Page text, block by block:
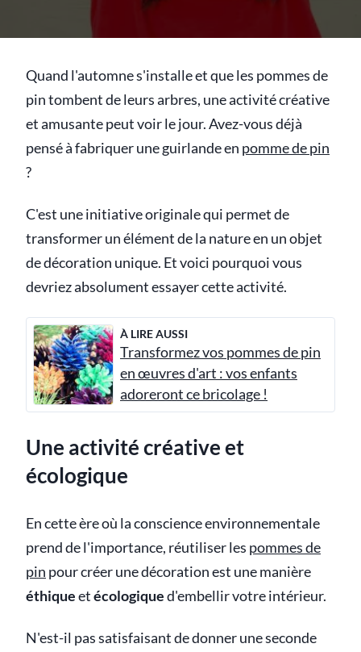
Quand l'automne s'installe et que les pommes de
pin tombent de leurs arbres, une activité créative
et amusante peut voir le jour. Avez-vous déjà
pensé à fabriquer une guirlande en pomme de pin
?
C'est une initiative originale qui permet de
transformer un élément de la nature en un objet
de décoration unique. Et voici pourquoi vous
devriez absolument essayer cette activité.
À LIRE AUSSI
Transformez vos pommes de pin
en œuvres d'art : vos enfants
adoreront ce bricolage !
Une activité créative et
écologique
En cette ère où la conscience environnementale
prend de l'importance, réutiliser les pommes de
pin pour créer une décoration est une manière
éthiqueetécologiqued'embellir votre intérieur.
N'est-il pas satisfaisant de donner une seconde